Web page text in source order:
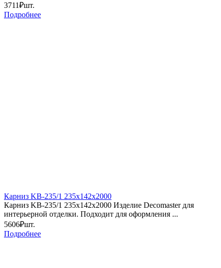
3711₽шт.
Подробнее
Карниз KB-235/1 235х142х2000
Карниз KB-235/1 235х142х2000 Изделие Decomaster для
интерьерной отделки. Подходит для оформления ...
5606₽шт.
Подробнее